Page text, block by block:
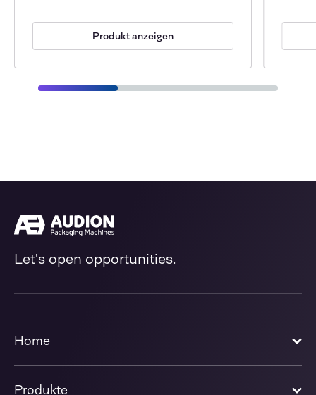
Produkt anzeigen
Let's open opportunities.
Home
Produkte